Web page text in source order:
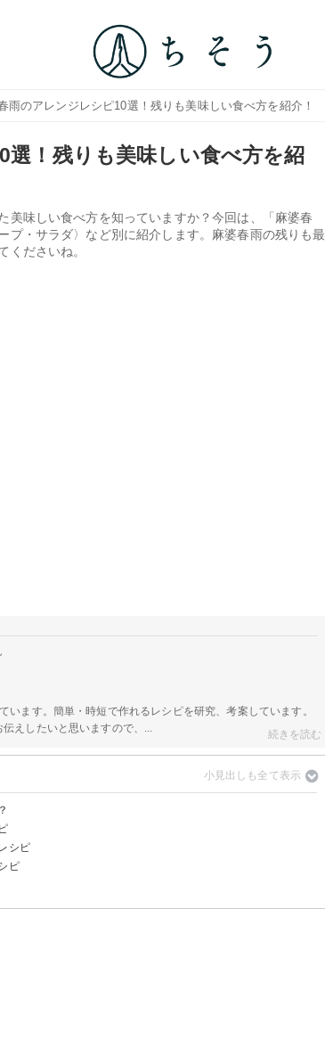
雨のアレンジレシピ10選！残りも美味しい食べ方を紹介！
！残りも美味しい食べ方を紹
美味しい食べ方を知っていますか？今回は、「麻婆春
プ・サラダ〉など別に紹介します。麻婆春雨の残りも最
くださいね。
います。簡単・時短で作れるレシピを研究、考案しています。
えしたいと思いますので、...
シピ
ピ